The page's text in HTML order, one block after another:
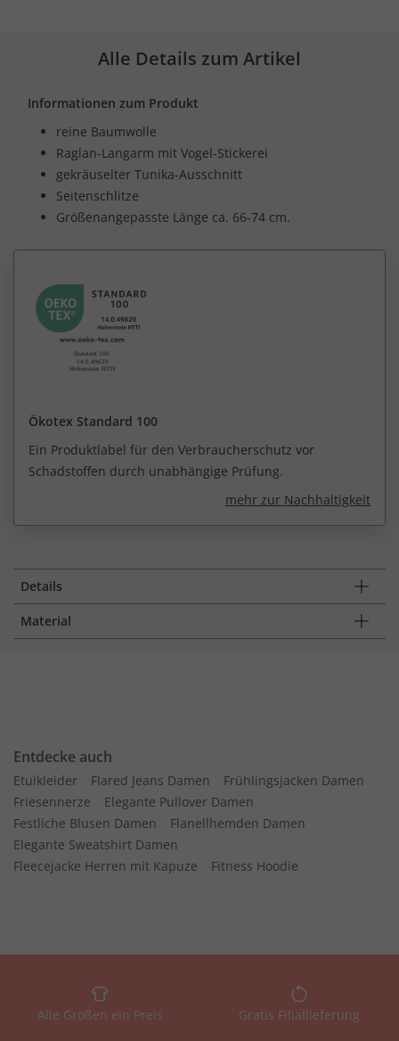
Alle Details zum Artikel
Informationen zum Produkt
reine Baumwolle
Raglan-Langarm mit Vogel-Stickerei
gekräuselter Tunika-Ausschnitt
Seitenschlitze
Größenangepasste Länge ca. 66-74 cm.
Ökotex Standard 100
Ein Produktlabel für den Verbraucherschutz vor
Schadstoffen durch unabhängige Prüfung.
mehr zur Nachhaltigkeit
Details
Material
Entdecke auch
Etuikleider Flared Jeans Damen
Frühlingsjacken Damen
Friesennerze
Elegante Pullover Damen
Festliche Blusen Damen
Flanellhemden Damen
Elegante Sweatshirt Damen
Fleecejacke Herren mit Kapuze
Fitness Hoodie
Alle Größen ein Preis Gratis Filiallieferung